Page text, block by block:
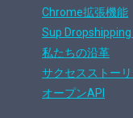
Chrome拡張機能
Sup
私たちの沿革
サクセスストー
オープンAPI